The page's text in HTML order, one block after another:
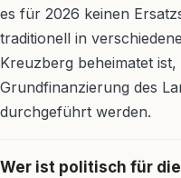
es für 2026 keinen
traditionell in
Kreuzberg beheimatet
Grundfinanzierung des
durchgeführt werden.
Wer ist politisch für